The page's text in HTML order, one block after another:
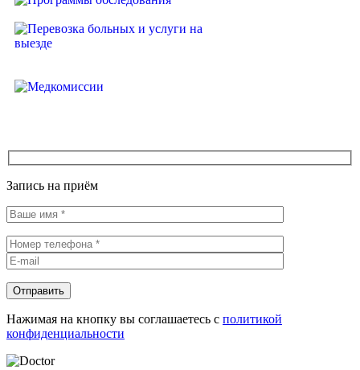
Запись на приём
Нажимая на кнопку вы соглашаетесь с политикой
конфиденциальности